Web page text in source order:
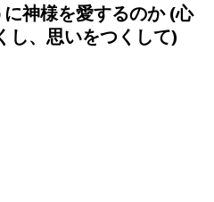
代について 〜地理〜
い神様の心情、これと同じくこう
語られる神様
神様を愛するのか (心
し、思いをつくして)